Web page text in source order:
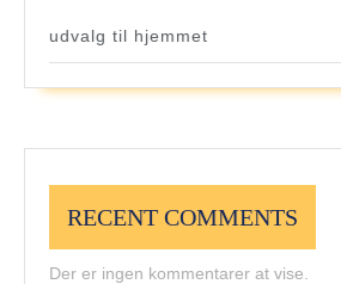
udvalg til hjemmet
RECENT COMMENTS
Der er ingen kommentarer at vise.